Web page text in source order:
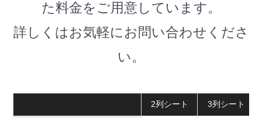
た料金をご用意しています。
詳しくはお気軽にお問い合わせくださ
い。
2列シート 3列シート